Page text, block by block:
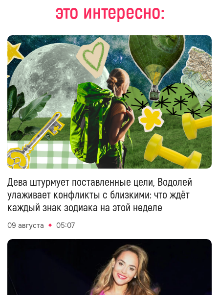
это интересно:
Дева штурмует поставленные цели, Водолей
улаживает конфликты с близкими: что ждёт
каждый знак зодиака на этой неделе
09 августа 05:07